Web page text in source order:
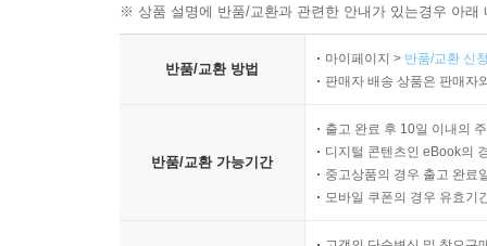
※ 상품 설명에 반품/교환과 관련한 안내가 있는경우 아
반품/교환 방법
마이페이지 > 반품/교환 신
판매자 배송 상품은 판매자
반품/교환 가능기간
출고 완료 후 10일 이내의
디지털 콘텐츠인 eBook의
중고상품의 경우 출고 완료
모바일 쿠폰의 경우 유효기